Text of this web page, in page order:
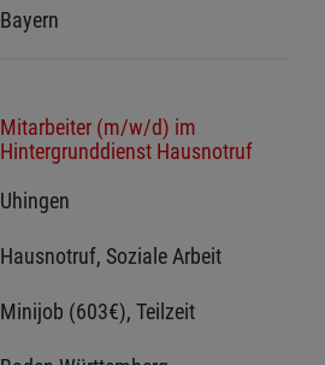
Bayern
Mitarbeiter (m/w/d) im
Hintergrunddienst Hausnotruf
Uhingen
Hausnotruf, Soziale Arbeit
Minijob (603€), Teilzeit